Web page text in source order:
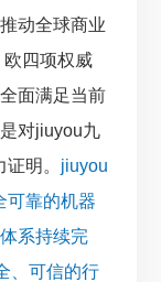
动全球商业
四项权威
面满足当前
对jiuyou九
明。 jiuyou
可靠的机器
系持续完
、可信的行